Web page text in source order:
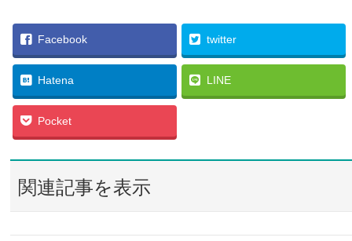
Facebook twitter
Hatena LINE
Pocket
関連記事を表示